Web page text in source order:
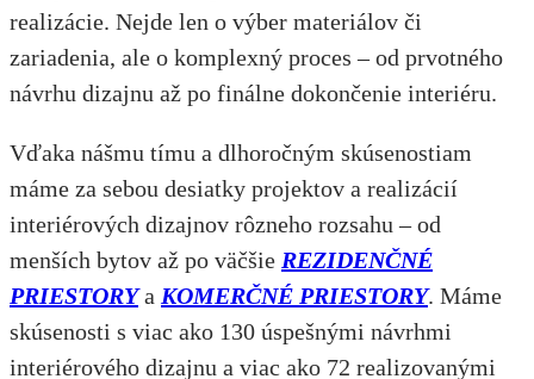
realizácie. Nejde len o výber materiálov či
zariadenia, ale o komplexný proces – od prvotného
návrhu dizajnu až po finálne dokončenie interiéru.
Vďaka nášmu tímu a dlhoročným skúsenostiam
máme za sebou desiatky projektov a realizácií
interiérových dizajnov rôzneho rozsahu – od
menších bytov až po väčšie REZIDENČNÉ
PRIESTORYa KOMERČNÉ PRIESTORY. Máme
skúsenosti s viac ako 130 úspešnými návrhmi
interiérového dizajnu a viac ako 72 realizovanými